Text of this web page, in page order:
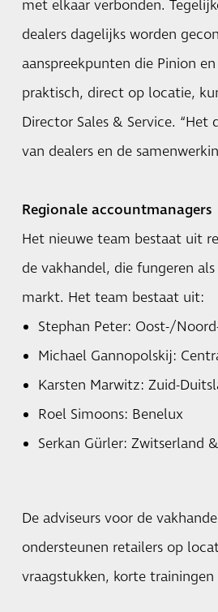
met elkaar verbonden.
dealers dagelijks worden
aanspreekpunten die Pinion
praktisch, direct op locatie,
Director Sales & Service.
van dealers en de
Regionale accountmanagers
Het nieuwe team bestaat uit
de vakhandel, die fungeren
markt. Het team bestaat uit:
Stephan Peter: Oost-/
Michael Gannopolskij:
Karsten Marwitz: Zuid-
Roel Simoons: Benelux
Serkan Gürler: Zwitserland
De adviseurs voor de
ondersteunen retailers op
vraagstukken, korte trainingen